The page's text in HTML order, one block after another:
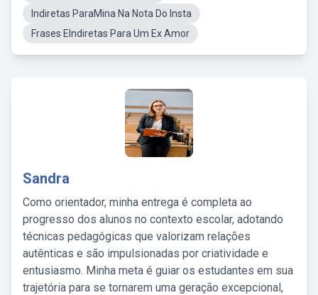
Indiretas ParaMina Na Nota Do Insta
Frases EIndiretas Para Um Ex Amor
Sandra
Como orientador, minha entrega é completa ao
progresso dos alunos no contexto escolar, adotando
técnicas pedagógicas que valorizam relações
autênticas e são impulsionadas por criatividade e
entusiasmo. Minha meta é guiar os estudantes em sua
trajetória para se tornarem uma geração excepcional,